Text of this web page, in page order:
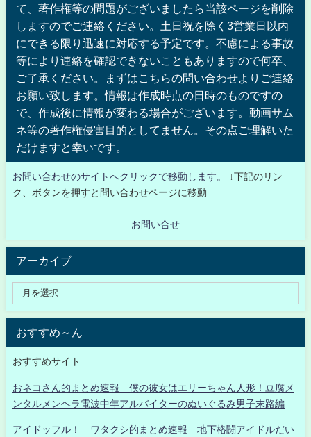
て、著作権等の問題がございましたら当該ページを削除
しますのでご連絡ください。土日祝を除く3営業日以内
にできる限り迅速に対応する予定です。不慮による事故
等により連絡を確認できないこともありますので何卒、
ご了承ください。まずはこちらの問い合わせよりご連絡
お願い致します。情報は作成時点の日時のものですの
で、作成後に情報が変わる場合がございます。動画サム
ネ等の著作権侵害目的としてません。その点ご理解いた
だけますと幸いです。
お問い合わせのサイトへクリックで移動します。
↓下記のリン
ク、ボタンを押すと問い合わせページに移動
お問い合せ
アーカイブ
おすすめ～ん
おすすめサイト
おネコさん的まとめ速報 僕の彼女はエリーちゃん人形！豆腐メ
ンタルメンヘラ電波中年アルバイターのぬいぐるみ男子末路編
アイドッフル！ ワタクシ的まとめ速報 地下格闘アイドルだい